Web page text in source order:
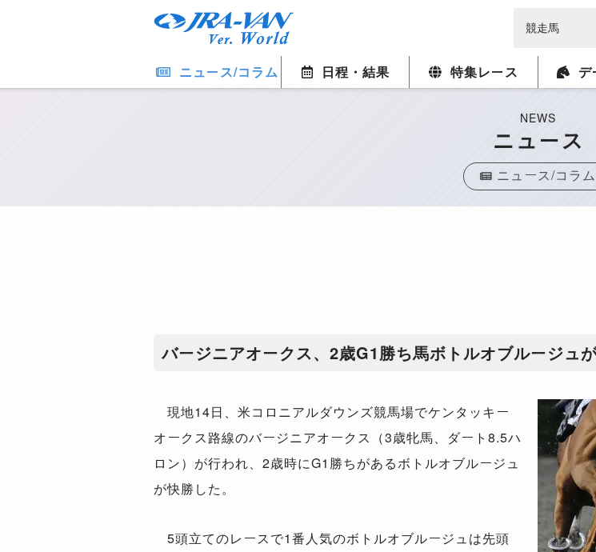
ニュース/コラム 日程・結果 特集レース デ
NEWS
ニュース
ニュース/コラム
バージニアオークス、2歳G1勝ち馬ボトルオブルージュ
現地14日、米コロニアルダウンズ競馬場でケンタッキー
オークス路線のバージニアオークス（3歳牝馬、ダート8.5ハ
ロン）が行われ、2歳時にG1勝ちがあるボトルオブルージュ
が快勝した。
5頭立てのレースで1番人気のボトルオブルージュは先頭